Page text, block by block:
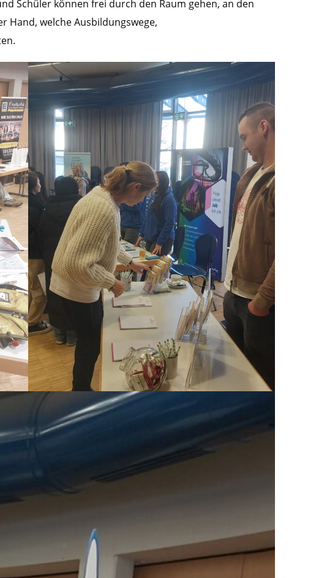
Schüler können frei durch den Raum gehen, an den
Hand, welche Ausbildungswege,